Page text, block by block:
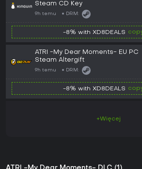
Steam CD Key
9h temu DRM:
-8% with XD8DEALS
ATRI -My Dear Moments- EU PC
Steam Altergift
9h temu DRM:
-8% with XD8DEALS
+Więcej